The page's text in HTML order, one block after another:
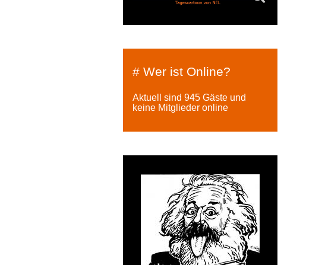
# Wer ist Online?
Aktuell sind 945 Gäste und
keine Mitglieder online